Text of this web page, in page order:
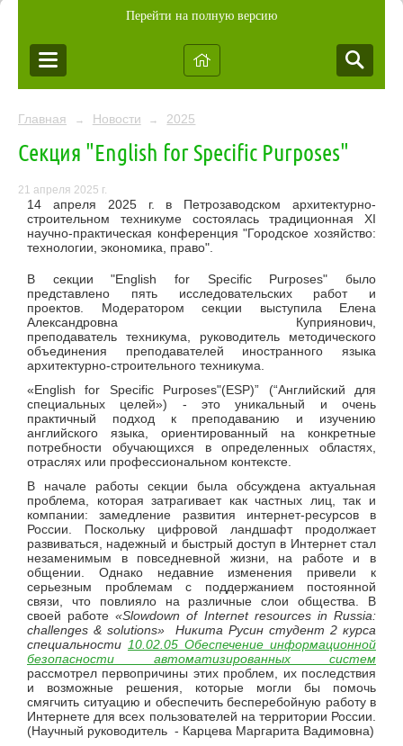
Перейти на полную версию
Главная → Новости → 2025
Секция "English for Specific Purposes"
21 апреля 2025 г.
14 апреля 2025 г. в Петрозаводском архитектурно-
строительном техникуме состоялась традиционная XI
научно-практическая конференция "Городское хозяйство:
технологии, экономика, право".
В секции "English for Specific Purposes" было
представлено пять исследовательских работ и
проектов. Модератором секции выступила Елена
Александровна Куприянович,
преподаватель техникума, руководитель методического
объединения преподавателей иностранного языка
архитектурно-строительного техникума.
«English for Specific Purposes"(ESP)” (“Английский для
специальных целей») - это уникальный и очень
практичный подход к преподаванию и изучению
английского языка, ориентированный на конкретные
потребности обучающихся в определенных областях,
отраслях или профессиональном контексте.
В начале работы секции была обсуждена актуальная
проблема, которая затрагивает как частных лиц, так и
компании: замедление развития интернет-ресурсов в
России. Поскольку цифровой ландшафт продолжает
развиваться, надежный и быстрый доступ в Интернет стал
незаменимым в повседневной жизни, на работе и в
общении. Однако недавние изменения привели к
серьезным проблемам с поддержанием постоянной
связи, что повлияло на различные слои общества. В
своей работе«Slowdownof Internet resources inRussia:
challenges & solutions»
Никита Русин студент 2 курса
специальности 10.02.05 Обеспечение информационной
безопасности автоматизированных систем
рассмотрел первопричины этих проблем, их последствия
и возможные решения, которые могли бы помочь
смягчить ситуацию и обеспечить бесперебойную работу в
Интернете для всех пользователей на территории России.
(Научный руководитель - Карцева Маргарита Вадимовна)